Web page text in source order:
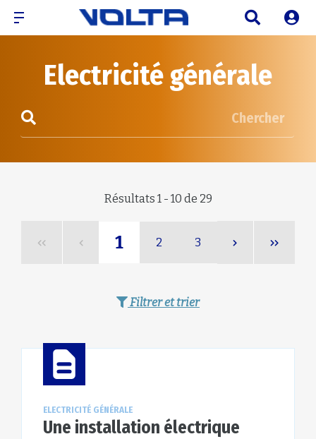
Electricité générale
Chercher
Résultats 1 - 10 de 29
1 2 3
Filtrer et trier
ELECTRICITÉ GÉNÉRALE
Une installation électrique